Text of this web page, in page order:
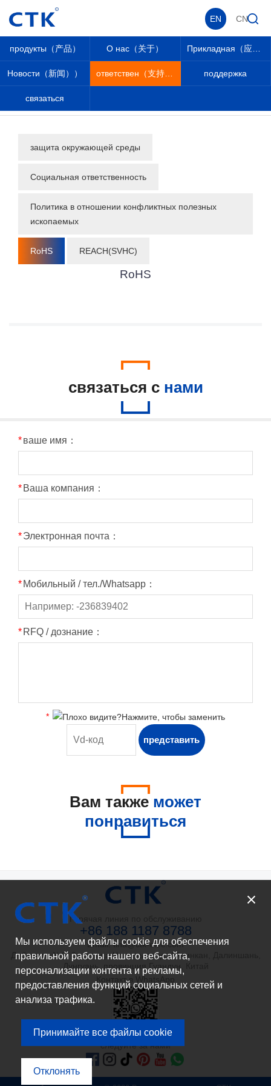
продукты（产品） О нас（关于）
Новости（新闻）） поддержка
связаться
EN CN
защита окружающей среды
Социальная ответственность
Политика в отношении конфликтных полезных
ископаемых
RoHS REACH(SVHC)
RoHS
связаться с нами
*ваше имя：
* Ваша компания：
*Электронная почта：
* Мобильный / тел./Whatsapp：
* RFQ / дознание：
*
Вам также может
понравиться
Горячая линия по обслуживанию
+86 188 1187 8788
Email: tina@ctk-elec.com
Добавить: №3, 3-я улица Чаюань-роуд, Айлинкан, Далиншань,
Контакт в WhatsApp
следуйте за нами
Мы используем файлы cookie для обеспечения
правильной работы нашего веб-сайта,
персонализации контента и рекламы,
предоставления функций социальных сетей и
анализа трафика.
Принимайте все файлы cookie
Отклонять